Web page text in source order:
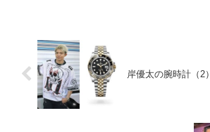
岸優太の腕時計（2）